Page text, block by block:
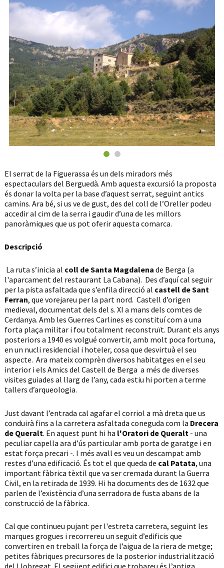
El serrat de la Figuerassa és un dels miradors més
espectaculars del Berguedà. Amb aquesta excursió la proposta
és donar la volta per la base d’aquest serrat, seguint antics
camins. Ara bé, si us ve de gust, des del coll de l’Oreller podeu
accedir al cim de la serra i gaudir d’una de les millors
panoràmiques que us pot oferir aquesta comarca.
Descripció
La ruta s’inicia al coll de Santa Magdalena de Berga (a
l'aparcament del restaurant La Cabana). Des d’aquí cal seguir
per la pista asfaltada que s’enfila direcció al castell de Sant
Ferran, que vorejareu per la part nord. Castell d’origen
medieval, documentat dels del s. XI a mans dels comtes de
Cerdanya. Amb les Guerres Carlines es constituí com a una
forta plaça militar i fou totalment reconstruït. Durant els anys
posteriors a 1940 es volgué convertir, amb molt poca fortuna,
en un nucli residencial i hoteler, cosa que desvirtuà el seu
aspecte. Ara mateix comprèn diversos habitatges en el seu
interior i els Amics del Castell de Berga a més de diverses
visites guiades al llarg de l’any, cada estiu hi porten a terme
tallers d’arqueologia.
Just davant l’entrada cal agafar el corriol a mà dreta que us
conduirà fins a la carretera asfaltada coneguda com la Drecera
de Queralt. En aquest punt hi ha l'Oratori de Queralt - una
peculiar capella ara d’ús particular amb porta de garatge i en
estat força precari -. I més avall es veu un descampat amb
restes d’una edificació. És tot el que queda de cal Patata, una
important fàbrica tèxtil que va ser cremada durant la Guerra
Civil, en la retirada de 1939. Hi ha documents des de 1632 que
parlen de l’existència d’una serradora de fusta abans de la
construcció de la fàbrica.
Cal que continueu pujant per l'estreta carretera, seguint les
marques grogues i recorrereu un seguit d’edificis que
convertiren en treball la força de l’aigua de la riera de metge;
petites fàbriques precursores de la posterior industrialització